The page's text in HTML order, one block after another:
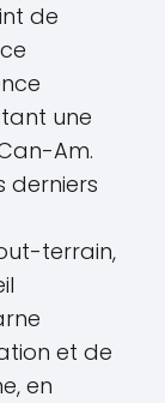
de
une
Am.
derniers
terrain,
et de
en